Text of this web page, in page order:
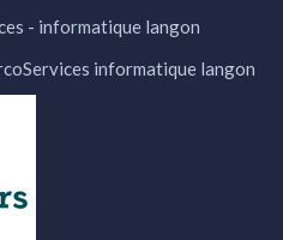
- informatique langon
informatique langon